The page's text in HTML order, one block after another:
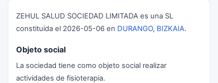
ZEHUL SALUD SOCIEDAD LIMITADA es una SL
constituida el 2026-05-06 en DURANGO, BIZKAIA.
Objeto social
La sociedad tiene como objeto social realizar
actividades de fisioterapia.